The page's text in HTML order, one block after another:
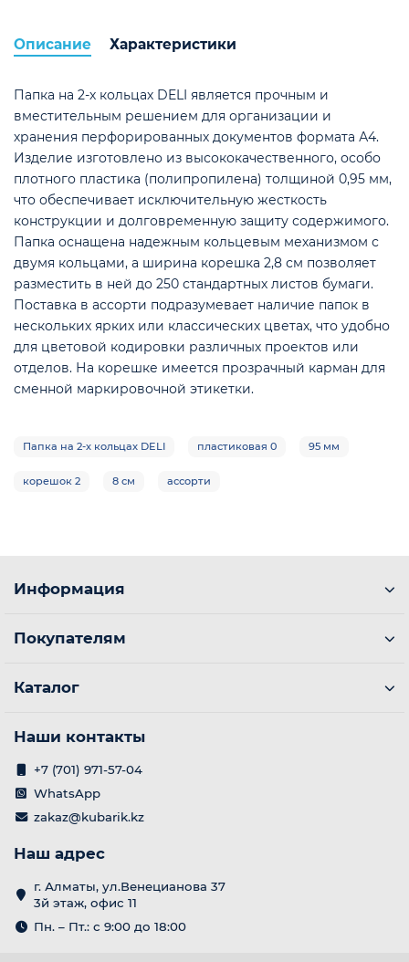
Описание Характеристики
Папка на 2-х кольцах DELI является прочным и
вместительным решением для организации и
хранения перфорированных документов формата А4.
Изделие изготовлено из высококачественного, особо
плотного пластика (полипропилена) толщиной 0,95 мм,
что обеспечивает исключительную жесткость
конструкции и долговременную защиту содержимого.
Папка оснащена надежным кольцевым механизмом с
двумя кольцами, а ширина корешка 2,8 см позволяет
разместить в ней до 250 стандартных листов бумаги.
Поставка в ассорти подразумевает наличие папок в
нескольких ярких или классических цветах, что удобно
для цветовой кодировки различных проектов или
отделов. На корешке имеется прозрачный карман для
сменной маркировочной этикетки.
Папка на 2-х кольцах DELI пластиковая 0 95 мм
корешок 2 8 см ассорти
Информация
Покупателям
Каталог
Наши контакты
+7 (701) 971-57-04
WhatsApp
zakaz@kubarik.kz
Наш адрес
г. Алматы, ул.Венецианова 37
3й этаж, офис 11
Пн. – Пт.: с 9:00 до 18:00